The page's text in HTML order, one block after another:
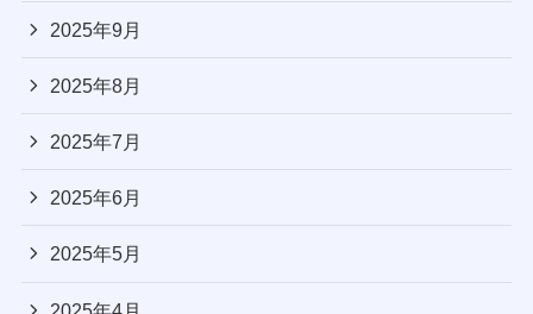
2025年9月
2025年8月
2025年7月
2025年6月
2025年5月